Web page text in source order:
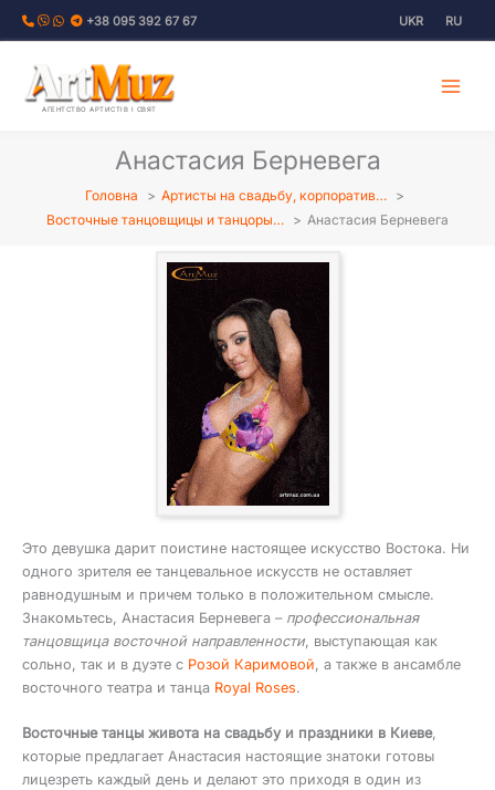
Перейти
+38 095 392 67 67 UKR RU
АГЕНТСТВО АРТИСТІВ І СВЯТ
Анастасия Берневега
Головна
Артисты на свадьбу, корпоратив…
Восточные танцовщицы и танцоры…
Анастасия Берневега
Это девушка дарит поистине настоящее искусство Востока. Ни
одного зрителя ее танцевальное искусств не оставляет
равнодушным и причем только в положительном смысле.
Знакомьтесь, Анастасия Берневега – профессиональная
танцовщица восточной направленности, выступающая как
сольно, так и в дуэте с Розой Каримовой, а также в ансамбле
восточного театра и танца Royal Roses.
Восточные танцы живота на свадьбу и праздники в Киеве,
которые предлагает Анастасия настоящие знатоки готовы
лицезреть каждый день и делают это приходя в один из